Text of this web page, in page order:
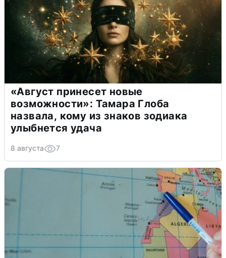
«Август принесет новые
возможности»: Тамара Глоба
назвала, кому из знаков зодиака
улыбнется удача
8 августа 7